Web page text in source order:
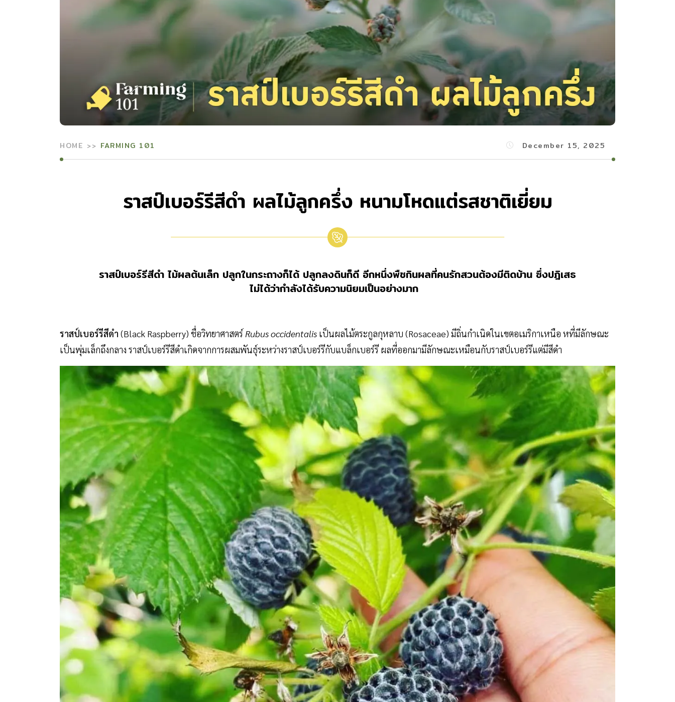
HOME FARMING 101 December 15, 2025
ราสป์เบอร์รีสีดำ ผลไม้ลูกครึ่ง หนามโหดแต่รสชาติเยี่ยม
ราสป์เบอร์รีสีดำ ไม้ผลต้นเล็ก ปลูกในกระถางก็ได้ ปลูกลงดินก็ดี อีกหนึ่งพืชกินผลที่คนรักสวนต้องมีติดบ้าน ซึ่งปฎิเสธ
ไม่ได้ว่ากำลังได้รับความนิยมเป็นอย่างมาก
ราสป์เบอร์รีสีดำ (Black Raspberry) ชื่อวิทยาศาสตร์ Rubus occidentalis เป็นผลไม้ตระกูลกุหลาบ (Rosaceae) มีถิ่นกำเนิดในเขตอเมริกาเหนือ หที่มีลักษณะ
เป็นพุ่มเล็กถึงกลาง ราสป์เบอร์รีสีดำเกิดจากการผสมพันธุ์ระหว่างราสป์เบอร์รีกับแบล็กเบอร์รี ผลที่ออกมามีลักษณะเหมือนกับราสป์เบอร์รีแต่มีสีดำ